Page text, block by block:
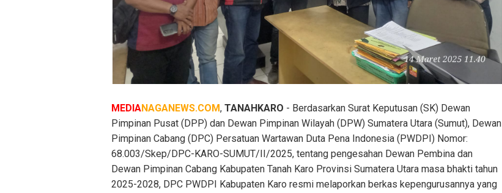
MEDIANAGANEWS.COM, TANAHKARO - Berdasarkan Surat Keputusan (SK) Dewan
Pimpinan Pusat (DPP) dan Dewan Pimpinan Wilayah (DPW) Sumatera Utara (Sumut), Dewan
Pimpinan Cabang (DPC) Persatuan Wartawan Duta Pena Indonesia (PWDPI) Nomor:
68.003/Skep/DPC-KARO-SUMUT/II/2025, tentang pengesahan Dewan Pembina dan
Dewan Pimpinan Cabang Kabupaten Tanah Karo Provinsi Sumatera Utara masa bhakti tahun
2025-2028, DPC PWDPI Kabupaten Karo resmi melaporkan berkas kepengurusannya yang